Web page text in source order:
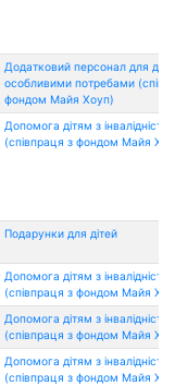
Додатковий персонал для
особливими потребами
фондом Майя Хоуп)
Допомога дітям з інвалідністю
(співпраця з фондом Майя
Подарунки для дiтей
Допомога дітям з інвалідністю
(співпраця з фондом Майя
Допомога дітям з інвалідністю
(співпраця з фондом Майя
Допомога дітям з інвалідністю
(співпраця з фондом Майя